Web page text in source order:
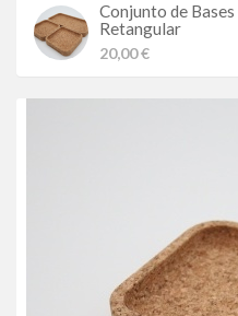
Conjunto de
Retangular
20,00 €